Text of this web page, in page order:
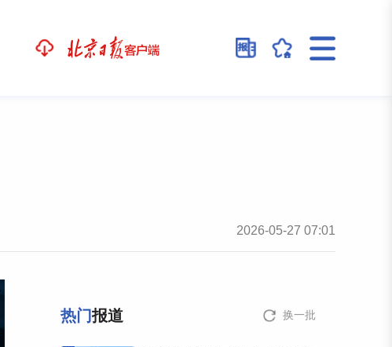
2026-05-27 07:01
热门报道 换一批